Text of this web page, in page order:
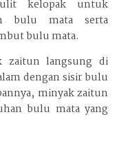
kelopak untuk
bulu mata serta
bulu mata.
zaitun langsung di
dengan sisir bulu
minyak zaitun
bulu mata yang